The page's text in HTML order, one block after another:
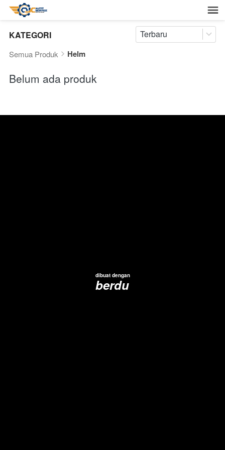
KATEGORI Terbaru
Semua Produk Helm
Belum ada produk
dibuat dengan
berdu